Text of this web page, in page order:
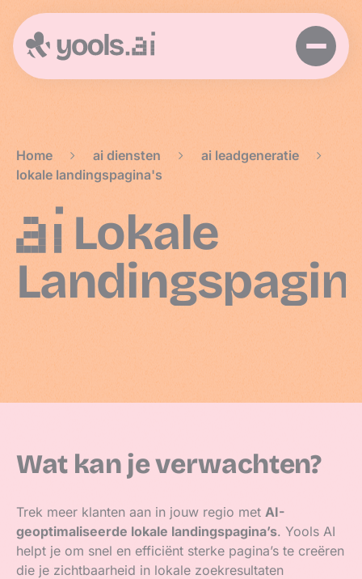
Home > ai diensten > ai leadgeneratie
>
lokale landingspagina's
AILokale
Wat kan je verwachten?
Trek meer klanten aan in jouw regio met AI-
geoptimaliseerde lokale landingspagina’s. Yools AI
helpt je om snel en efficiënt sterke pagina’s te creëren
die je zichtbaarheid in lokale zoekresultaten